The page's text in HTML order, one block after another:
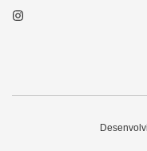
Instagram